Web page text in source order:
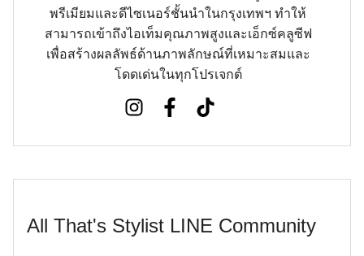
พรีเมียมและดีไซเนอร์ชั้นนำในกรุงเทพฯ ทำให้
สามารถเข้าถึงไอเท็มคุณภาพสูงและเอ็กซ์คลูซีฟ
เพื่อสร้างผลลัพธ์ด้านภาพลักษณ์ที่เหมาะสมและ
โดดเด่นในทุกโปรเจกต์
All That's Stylist LINE Community